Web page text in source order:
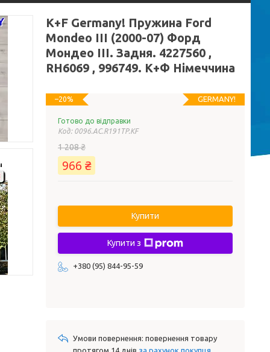
K+F Germany! Пружина Ford
Mondeo III (2000-07) Форд
Мондео III. Задня. 4227560 ,
RH6069 , 996749. К+Ф Німеччина
GERMANY!
–20%
Готово до відправки
Код: 0096.AC.R191TP.KF
1 208 ₴
966 ₴
Купити
Купити з
+380 (95) 844-95-59
повернення товару
протягом 14 днів за рахунок покупця